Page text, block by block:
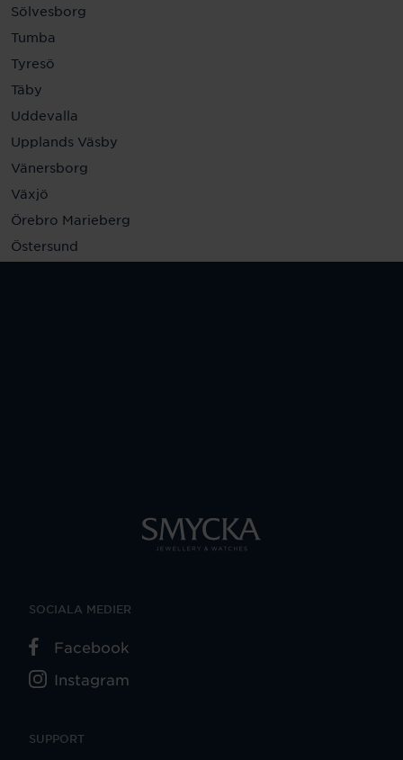
Sölvesborg
Tumba
Tyresö
Täby
Uddevalla
Upplands Väsby
Vänersborg
Växjö
Örebro Marieberg
Östersund
SUPPORT
SOCIALA MEDIER
Facebook
Instagram